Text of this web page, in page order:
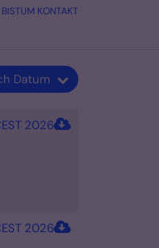
BISTUM KONTAKT
Datum
2026
2026